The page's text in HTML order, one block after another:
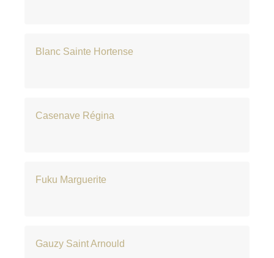
Blanc Sainte Hortense
Casenave Régina
Fuku Marguerite
Gauzy Saint Arnould